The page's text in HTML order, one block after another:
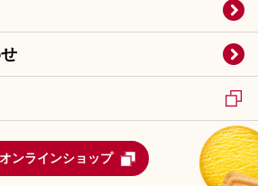
オンラインショップ